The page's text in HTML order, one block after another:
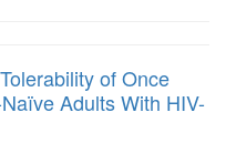
of Once
Adults With HIV-